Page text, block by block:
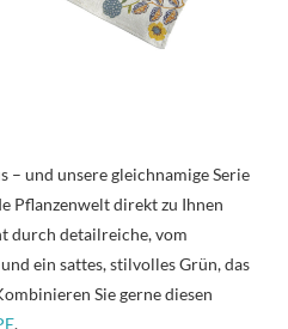
– und unsere gleichnamige Serie
Pflanzenwelt direkt zu Ihnen
durch detailreiche, vom
ein sattes, stilvolles Grün, das
Sie gerne diesen
.